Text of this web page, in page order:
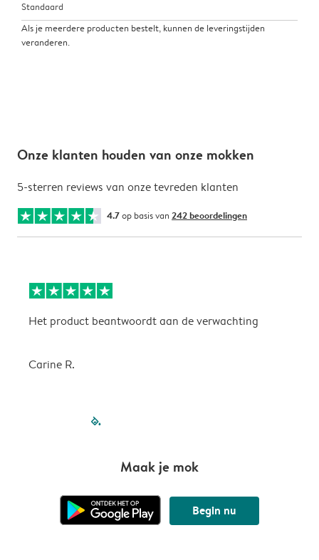
Standaard
Als je meerdere producten bestelt, kunnen de leveringstijden
veranderen.
Onze klanten houden van onze mokken
5-sterren reviews van onze tevreden klanten
4.7op basis van 242 beoordelingen
Het product beantwoordt aan de verwachting
Carine R.
filled-pagination
Maak je mok
Begin nu